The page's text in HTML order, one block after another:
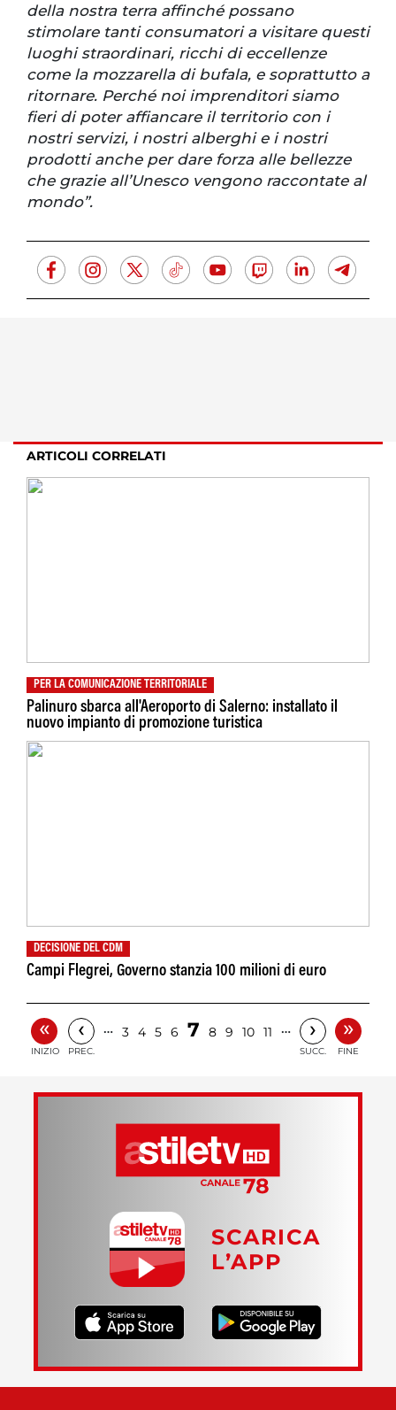
della nostra terra affinché possano
stimolare tanti consumatori a visitare questi
luoghi straordinari, ricchi di eccellenze
come la mozzarella di bufala, e soprattutto a
ritornare. Perché noi imprenditori siamo
fieri di poter affiancare il territorio con i
nostri servizi, i nostri alberghi e i nostri
prodotti anche per dare forza alle bellezze
che grazie all’Unesco vengono raccontate al
mondo”.
ARTICOLI CORRELATI
PER LA COMUNICAZIONE TERRITORIALE
Palinuro sbarca all'Aeroporto di Salerno: installato il
nuovo impianto di promozione turistica
DECISIONE DEL CDM
Campi Flegrei, Governo stanzia 100 milioni di euro
«
INIZIO
‹
PREC.
… 3 4 5 6 7 8 9 10 11 … ›
SUCC.
»
FINE
SCARICA
L’APP